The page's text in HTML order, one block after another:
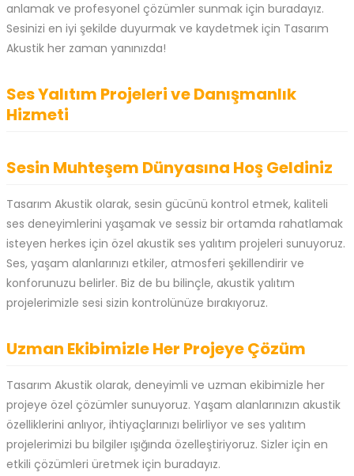
anlamak ve profesyonel çözümler sunmak için buradayız.
Sesinizi en iyi şekilde duyurmak ve kaydetmek için Tasarım
Akustik her zaman yanınızda!
Ses Yalıtım Projeleri ve Danışmanlık
Hizmeti
Sesin Muhteşem Dünyasına Hoş Geldiniz
Tasarım Akustik olarak, sesin gücünü kontrol etmek, kaliteli
ses deneyimlerini yaşamak ve sessiz bir ortamda rahatlamak
isteyen herkes için özel akustik ses yalıtım projeleri sunuyoruz.
Ses, yaşam alanlarınızı etkiler, atmosferi şekillendirir ve
konforunuzu belirler. Biz de bu bilinçle, akustik yalıtım
projelerimizle sesi sizin kontrolünüze bırakıyoruz.
Uzman Ekibimizle Her Projeye Çözüm
Tasarım Akustik olarak, deneyimli ve uzman ekibimizle her
projeye özel çözümler sunuyoruz. Yaşam alanlarınızın akustik
özelliklerini anlıyor, ihtiyaçlarınızı belirliyor ve ses yalıtım
projelerimizi bu bilgiler ışığında özelleştiriyoruz. Sizler için en
etkili çözümleri üretmek için buradayız.